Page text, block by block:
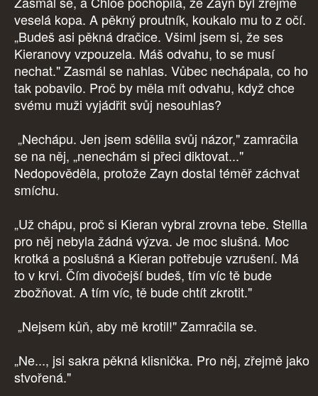
veselá kopa. A pěkný proutník, koukalo mu to z očí.
„Budeš asi pěkná dračice. Všiml jsem si, že ses
Kieranovy vzpouzela. Máš odvahu, to se musí
nechat." Zasmál se nahlas. Vůbec nechápala, co ho
tak pobavilo. Proč by měla mít odvahu, když chce
svému muži vyjádřit svůj nesouhlas?
„Nechápu. Jen jsem sdělila svůj názor," zamračila
se na něj, „nenechám si přeci diktovat..."
Nedopověděla, protože Zayn dostal téměř záchvat
smíchu.
„Už chápu, proč si Kieran vybral zrovna tebe. Stellla
pro něj nebyla žádná výzva. Je moc slušná. Moc
krotká a poslušná a Kieran potřebuje vzrušení. Má
to v krvi. Čím divočejší budeš, tím víc tě bude
zbožňovat. A tím víc, tě bude chtít zkrotit."
„Nejsem kůň, aby mě krotil!" Zamračila se.
„Ne..., jsi sakra pěkná klisnička. Pro něj, zřejmě jako
stvořená."